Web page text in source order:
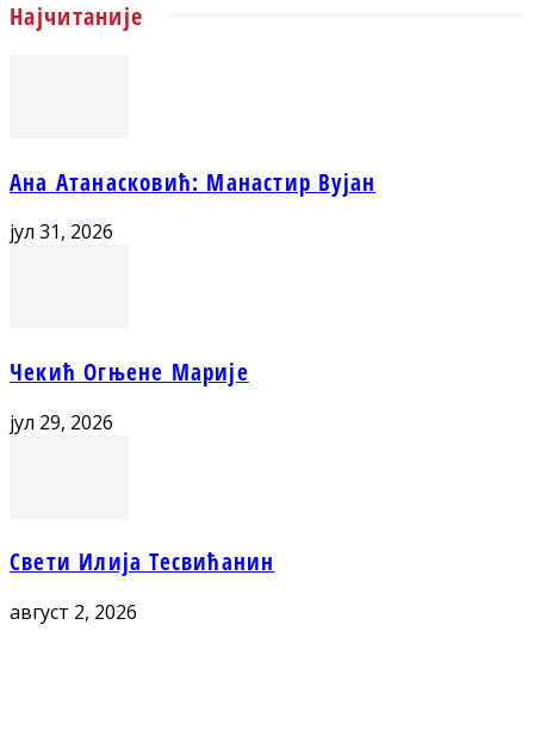
Најчитаније
Ана Атанасковић: Манастир Вујан
јул 31, 2026
Чекић Огњене Марије
јул 29, 2026
Свети Илија Тесвићанин
август 2, 2026